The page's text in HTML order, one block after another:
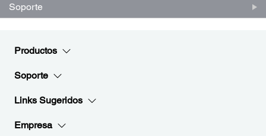
Soporte
Productos
Soporte
Links Sugeridos
Empresa